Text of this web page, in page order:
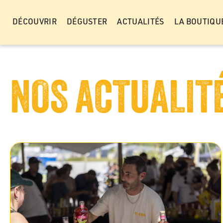
DÉCOUVRIR DÉGUSTER ACTUALITÉS LA
NOS